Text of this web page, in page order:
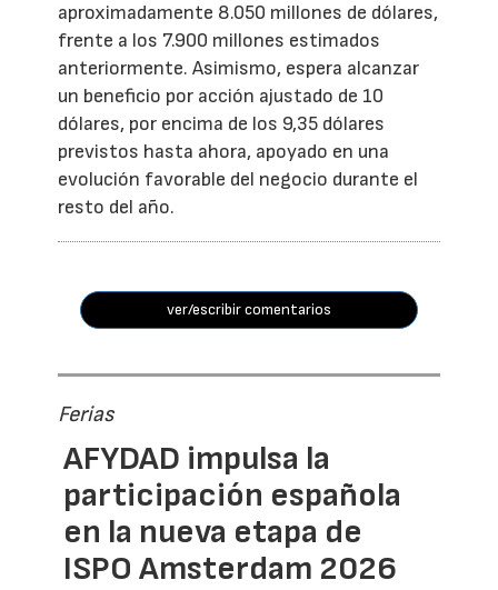
aproximadamente 8.050 millones de dólares,
frente a los 7.900 millones estimados
anteriormente. Asimismo, espera alcanzar
un beneficio por acción ajustado de 10
dólares, por encima de los 9,35 dólares
previstos hasta ahora, apoyado en una
evolución favorable del negocio durante el
resto del año.
ver/escribir comentarios
Ferias
AFYDAD impulsa la
participación española
en la nueva etapa de
ISPO Amsterdam 2026